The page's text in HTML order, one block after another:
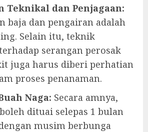
Teknikal dan Penjagaan:
baja dan pengairan adalah
Selain itu, teknik
serangan perosak
juga harus diberi perhatian
proses penanaman.
Naga: Secara amnya,
dituai selepas 1 bulan
musim berbunga